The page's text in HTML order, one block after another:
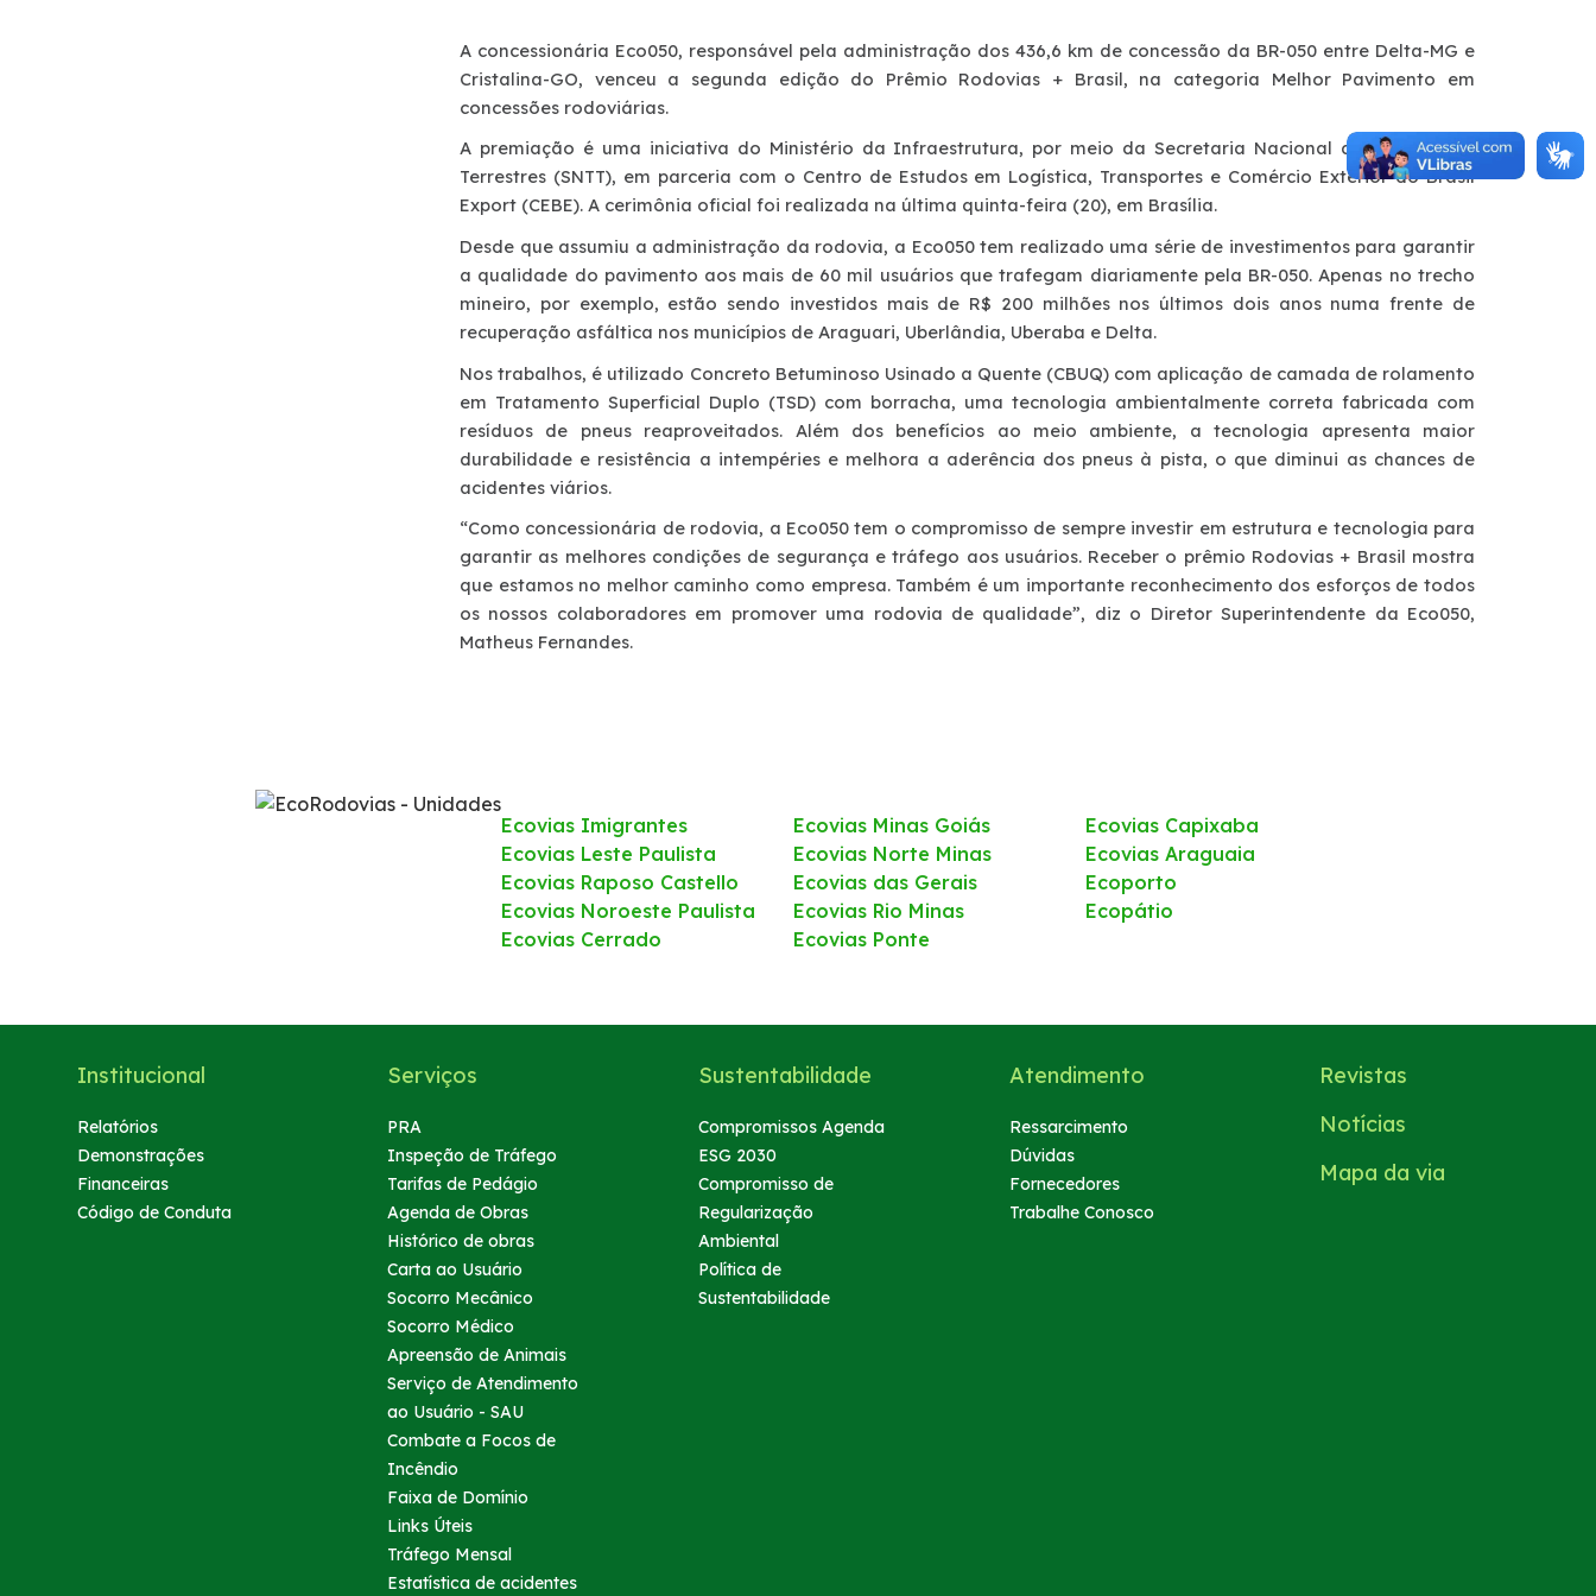
A concessionária Eco050, responsável pela administração dos 436,6 km de concessão da BR-050 entre Delta-MG e
Cristalina-GO, venceu a segunda edição do Prêmio Rodovias + Brasil, na categoria Melhor Pavimento em
concessões rodoviárias.
A premiação é uma iniciativa do Ministério da Infraestrutura, por meio da Secretaria Nacional de Transportes
Terrestres (SNTT), em parceria com o Centro de Estudos em Logística, Transportes e Comércio Exterior do Brasil
Export (CEBE). A cerimônia oficial foi realizada na última quinta-feira (20), em Brasília.
Desde que assumiu a administração da rodovia, a Eco050 tem realizado uma série de investimentos para garantir
a qualidade do pavimento aos mais de 60 mil usuários que trafegam diariamente pela BR-050. Apenas no trecho
mineiro, por exemplo, estão sendo investidos mais de R$ 200 milhões nos últimos dois anos numa frente de
recuperação asfáltica nos municípios de Araguari, Uberlândia, Uberaba e Delta.
Nos trabalhos, é utilizado Concreto Betuminoso Usinado a Quente (CBUQ) com aplicação de camada de rolamento
em Tratamento Superficial Duplo (TSD) com borracha, uma tecnologia ambientalmente correta fabricada com
resíduos de pneus reaproveitados. Além dos benefícios ao meio ambiente, a tecnologia apresenta maior
durabilidade e resistência a intempéries e melhora a aderência dos pneus à pista, o que diminui as chances de
acidentes viários.
“Como concessionária de rodovia, a Eco050 tem o compromisso de sempre investir em estrutura e tecnologia para
garantir as melhores condições de segurança e tráfego aos usuários. Receber o prêmio Rodovias + Brasil mostra
que estamos no melhor caminho como empresa. Também é um importante reconhecimento dos esforços de todos
os nossos colaboradores em promover uma rodovia de qualidade”, diz o Diretor Superintendente da Eco050,
Matheus Fernandes.
Ecovias Imigrantes
Ecovias Leste Paulista
Ecovias Raposo Castello
Ecovias Noroeste Paulista
Ecovias Cerrado
Ecovias Minas Goiás
Ecovias Norte Minas
Ecovias das Gerais
Ecovias Rio Minas
Ecovias Ponte
Ecovias Capixaba
Ecovias Araguaia
Ecoporto
Ecopátio
Institucional
Relatórios
Demonstrações
Financeiras
Código de Conduta
Serviços
PRA
Inspeção de Tráfego
Tarifas de Pedágio
Agenda de Obras
Histórico de obras
Carta ao Usuário
Socorro Mecânico
Socorro Médico
Apreensão de Animais
Serviço de Atendimento
ao Usuário - SAU
Combate a Focos de
Incêndio
Faixa de Domínio
Links Úteis
Tráfego Mensal
Estatística de acidentes
Sustentabilidade
Compromissos Agenda
ESG 2030
Compromisso de
Regularização
Ambiental
Política de
Sustentabilidade
Atendimento
Ressarcimento
Dúvidas
Fornecedores
Trabalhe Conosco
Revistas
Notícias
Mapa da via